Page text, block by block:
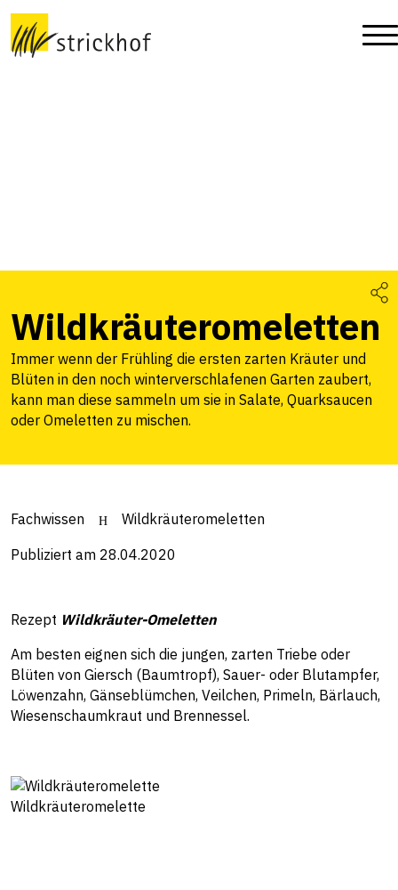
Wildkräuteromeletten
Immer wenn der Frühling die ersten zarten Kräuter und
Blüten in den noch winterverschlafenen Garten zaubert,
kann man diese sammeln um sie in Salate, Quarksaucen
oder Omeletten zu mischen.
Fachwissen Wildkräuteromeletten
Publiziert am 28.04.2020
Rezept Wildkräuter-Omeletten
Am besten eignen sich die jungen, zarten Triebe oder
Blüten von Giersch (Baumtropf), Sauer- oder Blutampfer,
Löwenzahn, Gänseblümchen, Veilchen, Primeln, Bärlauch,
Wiesenschaumkraut und Brennessel.
Wildkräuteromelette